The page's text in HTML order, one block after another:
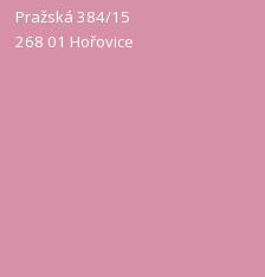
Pražská 384/15
268 01 Hořovice